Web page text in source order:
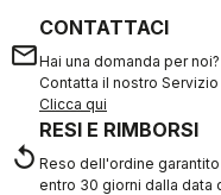
email
CONTATTACI
Hai una domanda per noi?
Contatta il nostro Servizio
Clicca qui
replay
RESI E RIMBORSI
Reso dell'ordine garantito
entro 30 giorni dalla data